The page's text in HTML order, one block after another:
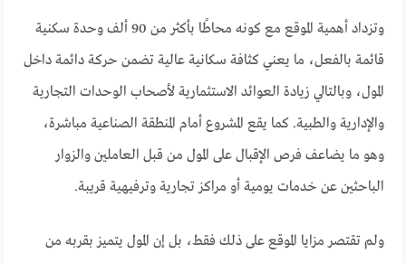
وتزداد أهمية الموقع مع كونه محاطًا بأكثر من 90 ألف وحدة سكنية
قائمة بالفعل، ما يعني كثافة سكانية عالية تضمن حركة دائمة داخل
المول، وبالتالي زيادة العوائد الاستثمارية لأصحاب الوحدات التجارية
والإدارية والطبية. كما يقع المشروع أمام المنطقة الصناعية مباشرة،
وهو ما يضاعف فرص الإقبال على المول من قبل العاملين والزوار
الباحثين عن خدمات يومية أو مراكز تجارية وترفيهية قريبة.
ولم تقتصر مزايا الموقع على ذلك فقط، بل إن المول يتميز بقربه من